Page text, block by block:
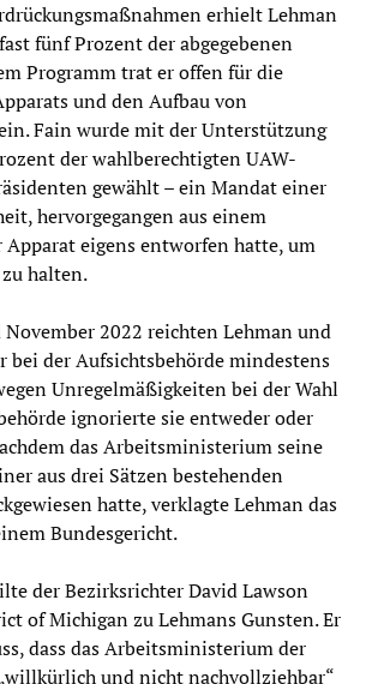
erhielt Lehman
fünf Prozent der abgegebenen
Programm trat er offen für die
und den Aufbau von
Fain wurde mit der Unterstützung
der wahlberechtigten UAW-
gewählt – ein Mandat einer
hervorgegangen aus einem
Apparat eigens entworfen hatte, um
halten.
2022 reichten Lehman und
bei der Aufsichtsbehörde mindestens
Unregelmäßigkeiten bei der Wahl
ignorierte sie entweder oder
das Arbeitsministerium seine
aus drei Sätzen bestehenden
hatte, verklagte Lehman das
Bundesgericht.
der Bezirksrichter David Lawson
of Michigan zu Lehmans Gunsten. Er
dass das Arbeitsministerium der
und nicht nachvollziehbar“